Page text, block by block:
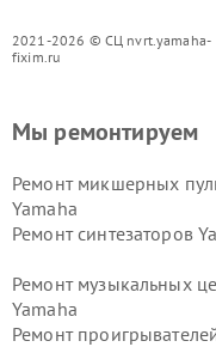
2021-2026 © СЦ nvrt.yamaha-
fixim.ru
Мы ремонтируем
Ремонт микшерных
Yamaha
Ремонт синтезаторов
Ремонт музыкальных
Yamaha
Ремонт